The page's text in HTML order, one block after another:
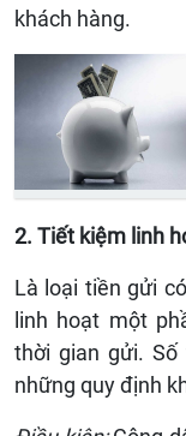
khách hàng.
2. Tiết kiệm linh
Là loại tiền gửi
linh hoạt một
thời gian gửi.
những quy định